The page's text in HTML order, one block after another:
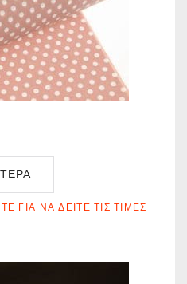
ΓΙΑ ΝΑ ΔΕΊΤΕ ΤΙΣ ΤΙΜΈΣ